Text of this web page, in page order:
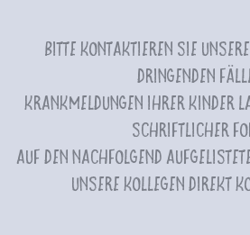
Bitte kontaktieren Sie
dringenden
Krankmeldungen Ihrer Kinder
schriftlicher
Auf den nachfolgend
unsere Kollegen direkt